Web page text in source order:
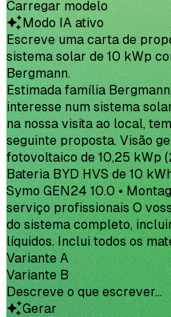
Carregar modelo
Modo IA ativo
Escreve uma carta de
sistema solar de 10 kWp
Bergmann.
Estimada família
interesse num sistema
na nossa visita ao local,
seguinte proposta. Visão
fotovoltaico de 10,25 kWp
Bateria BYD HVS de 10
Symo GEN24 10.0 •
serviço profissionais O
do sistema completo,
líquidos. Inclui todos os
coordenação da ligação à
instalação, para além das
um prazer acompanhar-
independência energética.